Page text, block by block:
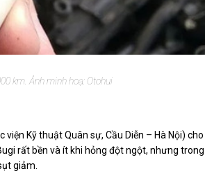
km. Ảnh minh hoạ: Otohui
Kỹ thuật Quân sự, Cầu Diễn – Hà Nội) cho
rất bền và ít khi hỏng đột ngột, nhưng trong
giảm.